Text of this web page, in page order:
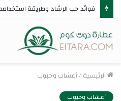
الرئيسية/أعشاب وحبوب
أعشاب وحبوب